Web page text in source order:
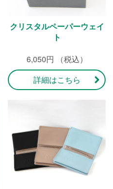
クリスタルペーパーウェイ
ト
6,050円 （税込）
詳細はこちら